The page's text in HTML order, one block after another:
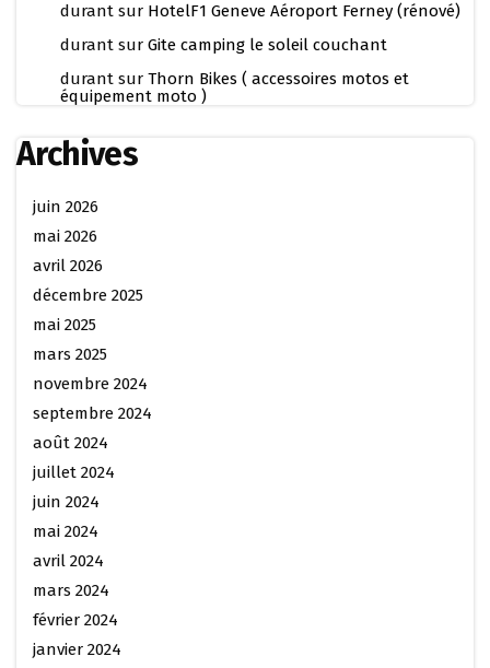
durant sur HotelF1 Geneve Aéroport Ferney (rénové)
durant sur Gite camping le soleil couchant
durant sur Thorn Bikes ( accessoires motos et
équipement moto )
Archives
juin 2026
mai 2026
avril 2026
décembre 2025
mai 2025
mars 2025
novembre 2024
septembre 2024
août 2024
juillet 2024
juin 2024
mai 2024
avril 2024
mars 2024
février 2024
janvier 2024